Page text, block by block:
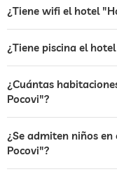
café
caja fuerte
transporte al aeropuerto
alquiler de bicicletas
¿Tiene wifi el hotel
¿Tiene piscina el
¿Cuántas
Pocovi"?
¿Se admiten niños
Pocovi"?